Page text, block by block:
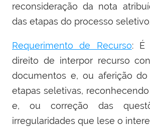
reconsideração da nota
das etapas do processo
Requerimento de Recurso: É
direito de interpor recurso
documentos e, ou aferição
etapas seletivas,
e, ou correção das
irregularidades que lese o